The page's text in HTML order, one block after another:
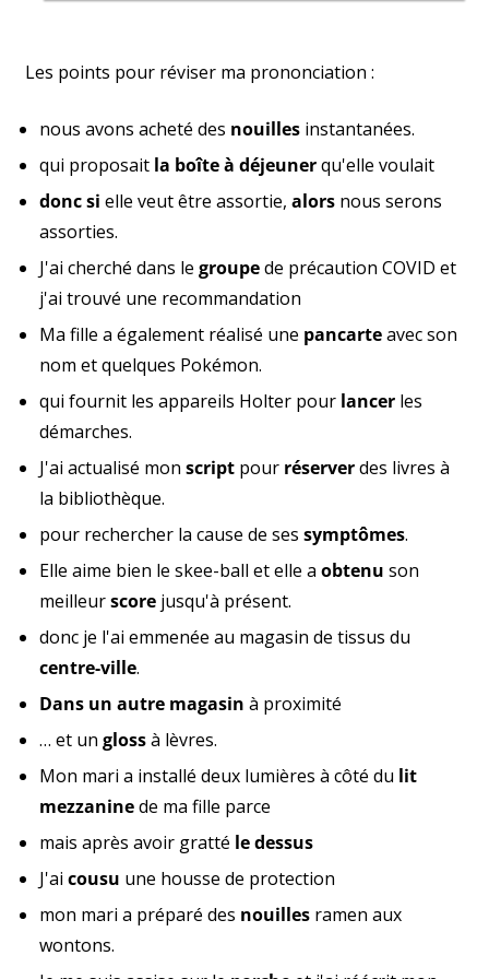
Les points pour réviser ma prononciation :
nous avons acheté des nouilles instantanées.
qui proposait la boîte à déjeunerqu'elle voulait
donc si elle veut être assortie, alors nous serons
assorties.
J'ai cherché dans le groupede précaution COVID et
j'ai trouvé une recommandation
Ma fille a également réalisé une pancarteavec son
nom et quelques Pokémon.
qui fournit les appareils Holter pour lancer les
démarches.
J'ai actualisé mon script pour réserverdes livres à
la bibliothèque.
pour rechercher la cause de ses symptômes.
Elle aime bien le skee-ball et elle a obtenu son
meilleurscore jusqu'à présent.
donc je l'ai emmenée au magasin de tissus du
centre-ville.
Dans un autre magasin à proximité
… et un glossà lèvres.
Mon mari a installé deux lumières à côté du lit
mezzaninede ma fille parce
mais après avoir gratté ledessus
J'ai cousu une housse de protection
mon mari a préparé des nouilles ramen aux
wontons.